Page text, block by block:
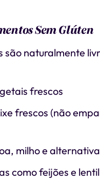
Sem Glúten
são naturalmente
frescos
frescos (não
milho e
como feijões e